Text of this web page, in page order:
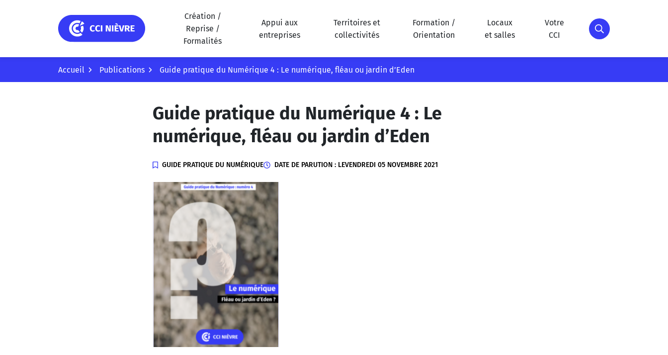
CCI Nièvre
Création /
Reprise /
Formalités
Appui aux
entreprises
Territoires et
collectivités
Formation /
Orientation
Locaux
et salles
Votre
CCI
Afficher la
Accueil Publications Guide pratique du Numérique 4 : Le numérique, fléau ou jardin d’Eden
Guide pratique du Numérique 4 : Le
numérique, fléau ou jardin d’Eden
GUIDE PRATIQUE DU NUMÉRIQUE DATE DE PARUTION : LEVENDREDI 05 NOVEMBRE 2021